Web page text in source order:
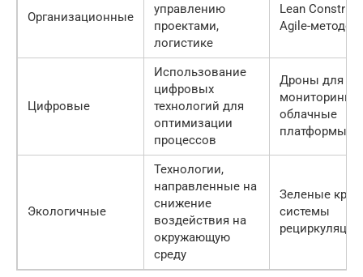
Организационные
управлению
проектами,
логистике
Lean
Agile-
Цифровые
Использование
цифровых
технологий для
оптимизации
процессов
Дроны для
мониторинга,
облачные
платформы
Экологичные
Технологии,
направленные на
снижение
воздействия на
окружающую
среду
Зеленые
системы